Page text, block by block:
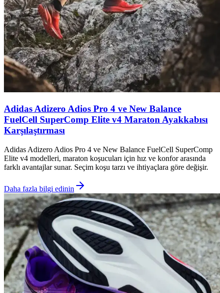
Adidas Adizero Adios Pro 4 ve New Balance
FuelCell SuperComp Elite v4 Maraton Ayakkabısı
Karşılaştırması
Adidas Adizero Adios Pro 4 ve New Balance FuelCell SuperComp
Elite v4 modelleri, maraton koşucuları için hız ve konfor arasında
farklı avantajlar sunar. Seçim koşu tarzı ve ihtiyaçlara göre değişir.
Daha fazla bilgi edinin